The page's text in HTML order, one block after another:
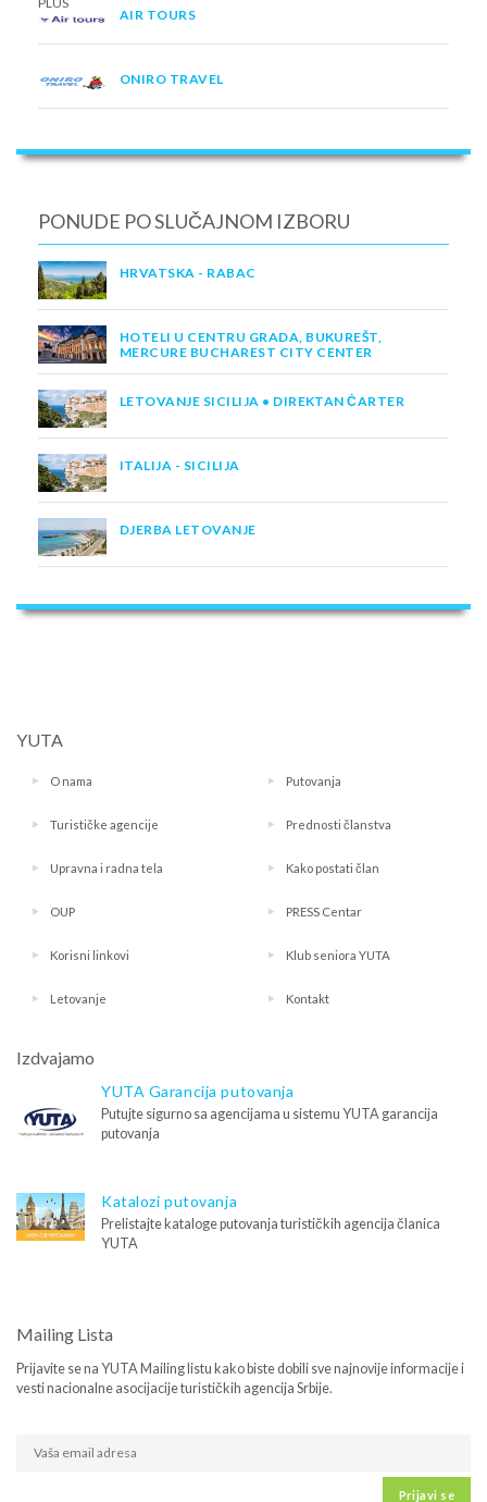
AIR TOURS
ONIRO TRAVEL
PONUDE PO SLUČAJNOM IZBORU
HRVATSKA - RABAC
HOTELI U CENTRU GRADA, BUKUREŠT,
MERCURE BUCHAREST CITY CENTER
LETOVANJE SICILIJA • DIREKTAN ČARTER
ITALIJA - SICILIJA
DJERBA LETOVANJE
YUTA
O nama Putovanja
Turističke agencije Prednosti članstva
Upravna i radna tela Kako postati član
OUP PRESS Centar
Korisni linkovi Klub seniora YUTA
Letovanje Kontakt
Izdvajamo
YUTA Garancija putovanja
Putujte sigurno sa agencijama u sistemu YUTA garancija
putovanja
Katalozi putovanja
Prelistajte kataloge putovanja turističkih agencija članica
YUTA
Mailing Lista
Prijavite se na YUTA Mailing listu kako biste dobili sve najnovije informacije i
vesti nacionalne asocijacije turističkih agencija Srbije.
Prijavi se